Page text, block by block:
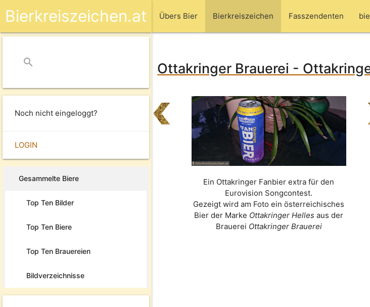
Übers Bier Bierkreiszeichen Fasszendenten
Bierkreiszeichen.at
search
Noch nicht eingeloggt?
LOGIN
Gesammelte Biere
Top Ten Bilder
Top Ten Biere
Top Ten Brauereien
Bildverzeichnisse
Ottakringer Brauerei -
Ein Ottakringer Fanbier extra für den
Eurovision Songcontest.
Gezeigt wird am Foto ein österreichisches
Bier der Marke Ottakringer Helles aus der
Brauerei Ottakringer Brauerei